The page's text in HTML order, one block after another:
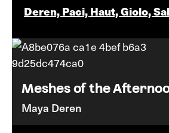
Deren, Paci, Haut, Giolo,
Meshes of the
Maya Deren